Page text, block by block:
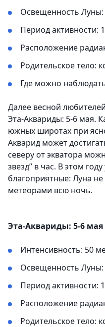
Освещенность Луны:
Период активности:
Расположение
Родительское тело:
Где можно
Далее весной
Эта-Аквариды: 5-6 мая.
южных широтах при
Акварид может
северу от экватора
звезд” в час. В этом
благоприятные: Луна
метеорами всю ночь.
Эта-Аквариды: 5-6 мая
Интенсивность: 50
Освещенность Луны:
Период активности:
Расположение
Родительское тело: